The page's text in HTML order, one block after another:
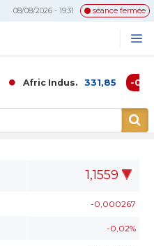
08/08/2026 - 19:31 séance fermée
Afric Indus. 331,85 -0,02
1,1559
-0,000267
-0,02%